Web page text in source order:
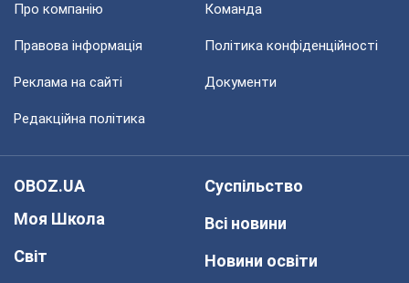
Про компанію Команда
Правова інформація Політика конфіденційності
Реклама на сайті Документи
Редакційна політика
OBOZ.UA
Моя Школа
Світ
Суспільство
Всі новини
Новини освіти